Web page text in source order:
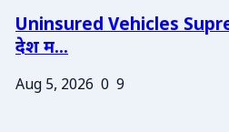
Uninsured Vehicles
देश म...
Aug 5, 2026 0 9